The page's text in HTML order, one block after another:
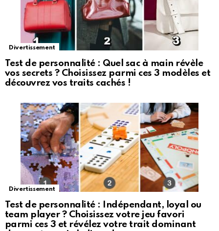
Divertissement
Test de personnalité : Quel sac à main révèle
vos secrets ? Choisissez parmi ces 3 modèles et
découvrez vos traits cachés !
Divertissement
Test de personnalité : Indépendant, loyal ou
team player ? Choisissez votre jeu favori
parmi ces 3 et révélez votre trait dominant